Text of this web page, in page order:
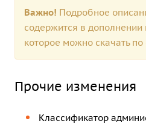
Важно! Подробное
содержится в дополнении
которое можно скачать по
Прочие изменения
Классификатор